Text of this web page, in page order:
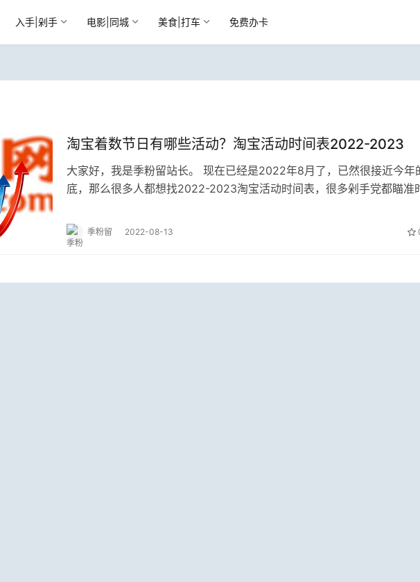
入手|剁手 电影|同城 美食|打车 免费办卡
淘宝着数节日有哪些活动？淘宝活动时间表2022-2023
大家好，我是季粉留站长。 现在已经是2022年8月了，已然很接近今年
底，那么很多人都想找2022-2023淘宝活动时间表，很多剁手党都瞄准
季粉留 2022-08-13